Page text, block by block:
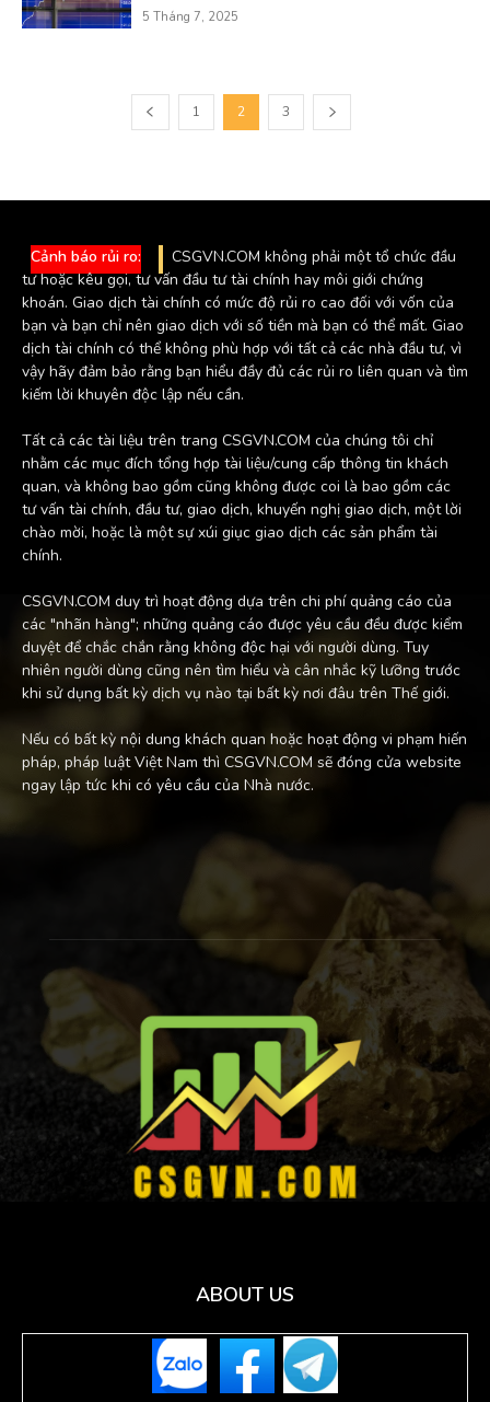
5 Tháng 7, 2025
1 2 3
Cảnh báo rủi ro:
CSGVN.COM không phải một tổ chức đầu
tư hoặc kêu gọi, tư vấn đầu tư tài chính hay môi giới chứng
khoán. Giao dịch tài chính có mức độ rủi ro cao đối với vốn của
bạn và bạn chỉ nên giao dịch với số tiền mà bạn có thể mất. Giao
dịch tài chính có thể không phù hợp với tất cả các nhà đầu tư, vì
vậy hãy đảm bảo rằng bạn hiểu đầy đủ các rủi ro liên quan và tìm
kiếm lời khuyên độc lập nếu cần.
Tất cả các tài liệu trên trang CSGVN.COM của chúng tôi chỉ
nhằm các mục đích tổng hợp tài liệu/cung cấp thông tin khách
quan, và không bao gồm cũng không được coi là bao gồm các
tư vấn tài chính, đầu tư, giao dịch, khuyến nghị giao dịch, một lời
chào mời, hoặc là một sự xúi giục giao dịch các sản phẩm tài
chính.
CSGVN.COM duy trì hoạt động dựa trên chi phí quảng cáo của
các "nhãn hàng"; những quảng cáo được yêu cầu đều được kiểm
duyệt để chắc chắn rằng không độc hại với người dùng. Tuy
nhiên người dùng cũng nên tìm hiểu và cân nhắc kỹ lưỡng trước
khi sử dụng bất kỳ dịch vụ nào tại bất kỳ nơi đâu trên Thế giới.
Nếu có bất kỳ nội dung khách quan hoặc hoạt động vi phạm hiến
pháp, pháp luật Việt Nam thì CSGVN.COM sẽ đóng cửa website
ngay lập tức khi có yêu cầu của Nhà nước.
ABOUT US